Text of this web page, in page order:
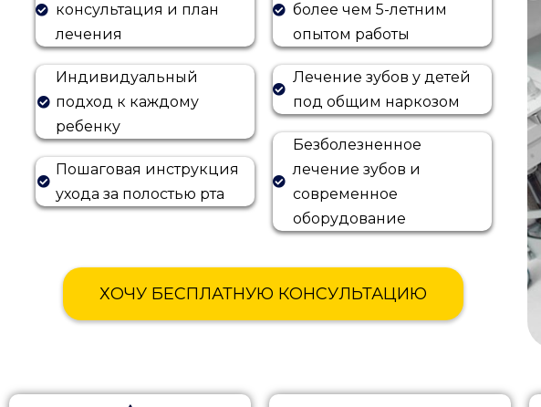
консультация и план
лечения
Индивидуальный
подход к каждому
ребенку
Пошаговая инструкция
ухода за полостью рта
более чем 5-летним
опытом работы
Лечение зубов у детей
под общим наркозом
Безболезненное
лечение зубов и
современное
оборудование
ХОЧУ БЕСПЛАТНУЮ КОНСУЛЬТАЦИЮ